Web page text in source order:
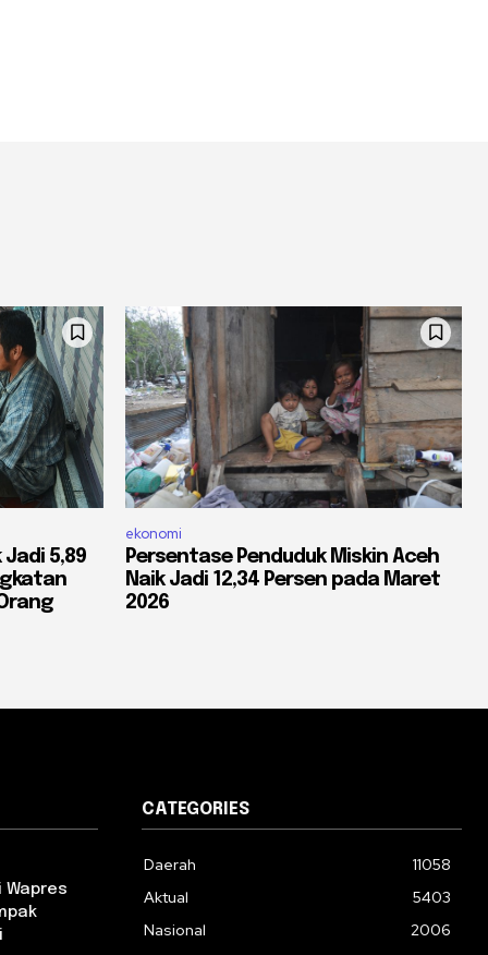
5,89
ekonomi
Persentase Penduduk Miskin Aceh
Naik Jadi 12,34 Persen pada Maret
2026
Wapres
CATEGORIES
Daerah
11058
Aktual
5403
Nasional
2006